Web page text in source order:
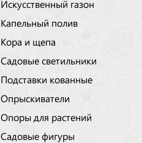
Искусственный газон
Капельный полив
Кора и щепа
Садовые светильники
Подставки кованные
Опрыскиватели
Опоры для растений
Садовые фигуры